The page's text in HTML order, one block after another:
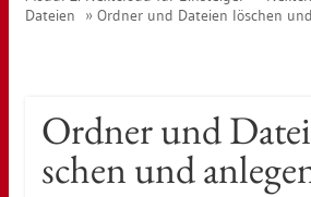
Da­tei­en
Ord­ner und Da­tei­en lö­schen
Ord­ner und
schen und